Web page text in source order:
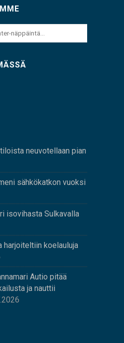
neuvotellaan pian
sähkökatkon vuoksi
isovihasta Sulkavalla
harjoiteltiin koelauluja
Autio pitää
ja nauttii